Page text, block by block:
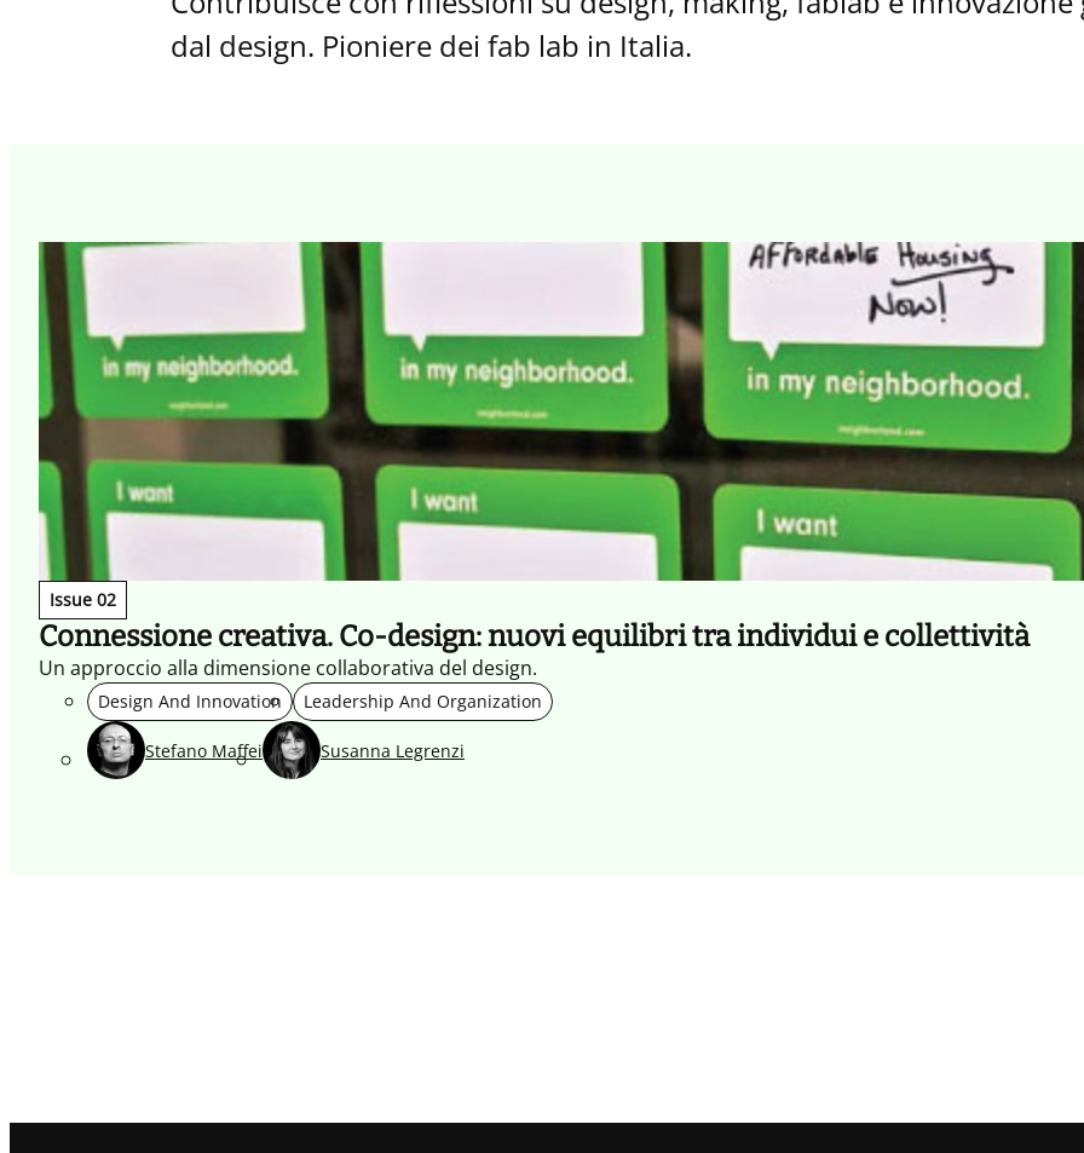
dal design. Pioniere dei fab lab in Italia.
Issue 02
Connessione creativa. Co-design: nuovi equilibri tra individui e collettività
Un approccio alla dimensione collaborativa del design.
Design And Innovation Leadership And Organization
Stefano Maffei Susanna Legrenzi